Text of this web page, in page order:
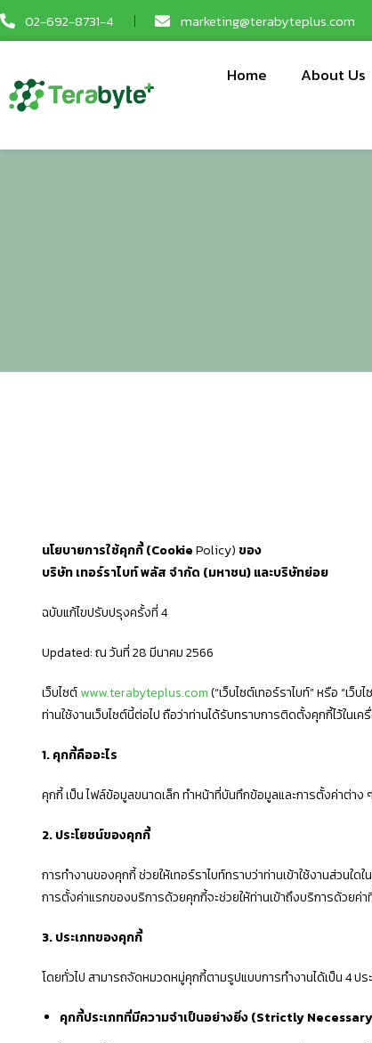
02-692-8731-4 marketing@terabyteplus.com
Home About Us
นโยบายการใช้คุกกี้ (CookiePolicy)ของ
บริษัท เทอร์ราไบท์ พลัส จำกัด (มหาชน) และบริษัทย่อย
ฉบับแก้ไขปรับปรุงครั้งที่ 4
Updated: ณ วันที่ 28 มีนาคม 2566
เว็บไซต์www.terabyteplus.com(“เว็บไซต์เทอร์ราไบท์” หรือ “เ
ท่านใช้งานเว็บไซต์นี้ต่อไป ถือว่าท่านได้รับทราบการติดตั้งคุกกี้ไว้ในเ
1. คุกกี้คืออะไร
คุกกี้ เป็น ไฟล์ข้อมูลขนาดเล็ก ทำหน้าที่บันทึกข้อมูลและการตั้งค่าต่า
2. ประโยชน์ของคุกกี้
การทำงานของคุกกี้ ช่วยให้เทอร์ราไบท์ทราบว่าท่านเข้าใช้งานส่วน
การตั้งค่าแรกของบริการด้วยคุกกี้จะช่วยให้ท่านเข้าถึงบริการด้วยค่
3. ประเภทของคุกกี้
โดยทั่วไป สามารถจัดหมวดหมู่คุกกี้ตามรูปแบบการทำงานได้เป็น 4 ปร
คุกกี้ประเภทที่มีความจำเป็นอย่างยิ่ง (Strictly